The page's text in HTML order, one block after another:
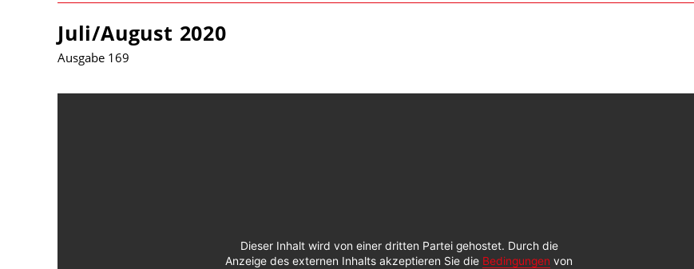
Juli/August 2020
Ausgabe 169
Dieser Inhalt wird von einer dritten Partei gehostet. Durch die
Anzeige des externen Inhalts akzeptieren Sie die Bedingungen von